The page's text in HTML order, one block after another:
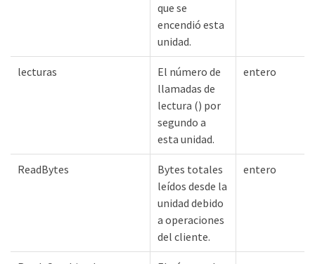
que se
encendió esta
unidad.
lecturas
El número de
llamadas de
lectura () por
segundo a
esta unidad.
entero
ReadBytes
Bytes totales
leídos desde la
unidad debido
a operaciones
del cliente.
entero